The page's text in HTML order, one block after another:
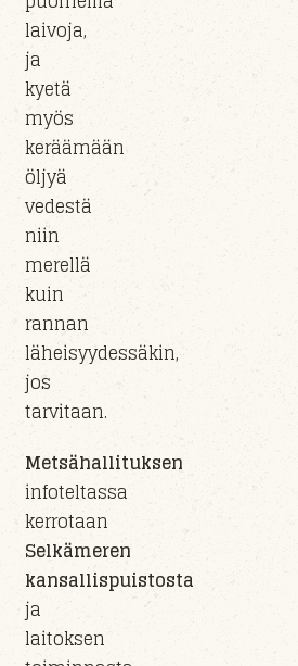
laivoja,
ja
kyetä
myös
keräämään
öljyä
vedestä
niin
merellä
kuin
rannan
läheisyydessäkin,
jos
tarvitaan.
Metsähallituksen
infoteltassa
kerrotaan
Selkämeren
kansallispuistosta
ja
laitoksen